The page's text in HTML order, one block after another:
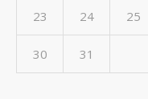
23 24 25
30 31